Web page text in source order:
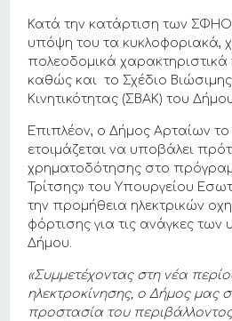
Κατά την κατάρτιση των ΣΦΗΟ,
υπόψη του τα κυκλοφοριακά,
πολεοδομικά χαρακτηριστικά
καθώς και το Σχέδιο
Κινητικότητας (ΣΒΑΚ) του
Επιπλέον, ο Δήμος Αρταίων
ετοιμάζεται να υποβάλει
χρηματοδότησης στο
Τρίτσης» του Υπουργείου
την προμήθεια ηλεκτρικών
φόρτισης για τις ανάγκες των
Δήμου.
«Συμμετέχοντας στη νέα
ηλεκτροκίνησης, ο Δήμος μας
προστασία του περιβάλλοντος